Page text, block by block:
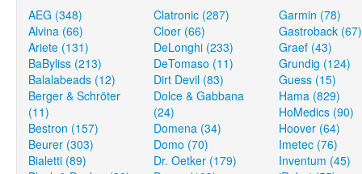
AEG (348)
Alvina (66)
Ariete (131)
BaByliss (213)
Balalabeads (12)
Berger & Schröter
(11)
Bestron (157)
Beurer (303)
Bialetti (89)
Clatronic (287)
Cloer (66)
DeLonghi (233)
DeTomaso (11)
Dirt Devil (83)
Dolce & Gabbana
(24)
Domena (34)
Domo (70)
Dr. Oetker (179)
Garmin (78)
Gastroback (67)
Graef (43)
Grundig (124)
Guess (15)
Hama (829)
HoMedics (90)
Hoover (64)
Imetec (76)
Inventum (45)